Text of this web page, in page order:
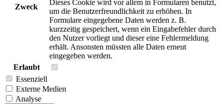
Zweck
Dieses Cookie wird vor allem in Formularen benutzt,
um die Benutzerfreundlichkeit zu erhöhen. In
Formulare eingegebene Daten werden z. B.
kurzzeitig gespeichert, wenn ein Eingabefehler durch
den Nutzer vorliegt und dieser eine Fehlermeldung
erhält. Ansonsten müssten alle Daten erneut
eingegeben werden.
Erlaubt
Essenziell
Externe Medien
Analyse